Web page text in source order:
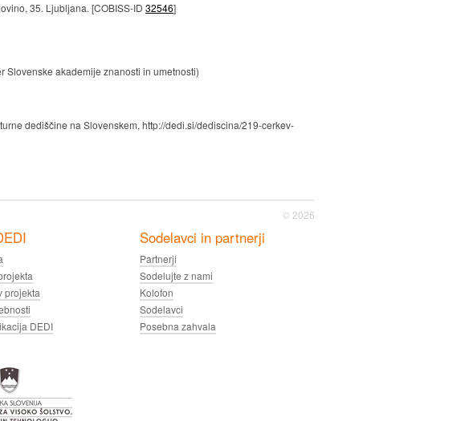
35. Ljubljana. [COBISS-ID 32546]
Slovenske akademije znanosti in umetnosti)
dediščine na Slovenskem, http://dedi.si/dediscina/219-cerkev-
© 2026
projekta
DEDI
Sodelavci in partnerji
Partnerji
Sodelujte z nami
Kolofon
Sodelavci
Posebna zahvala